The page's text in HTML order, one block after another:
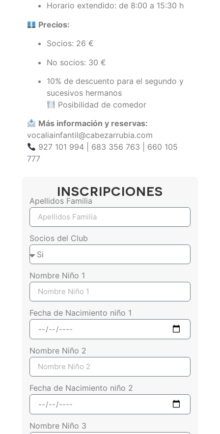
Horario extendido: de 8:00 a 15:30 h
Precios:
Socios: 26 €
No socios: 30 €
10% de descuento para el segundo y
sucesivos hermanos
Posibilidad de comedor
Más información y reservas:
vocaliainfantil@cabezarrubia.com
927 101 994 | 683 356 763 | 660 105
777
INSCRIPCIONES
Apellidos Familia
Socios del Club
Nombre Niño 1
Fecha de Nacimiento niño 1
Nombre Niño 2
Fecha de Nacimiento niño 2
Nombre Niño 3